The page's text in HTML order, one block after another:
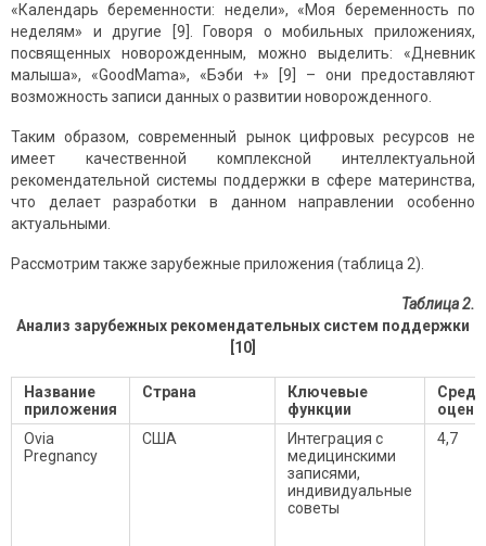
«Календарь беременности: недели», «Моя беременность по
неделям» и другие [9]. Говоря о мобильных приложениях,
посвященных новорожденным, можно выделить: «Дневник
малыша», «GoodMama», «Бэби +» [9] – они предоставляют
возможность записи данных о развитии новорожденного.
Таким образом, современный рынок цифровых ресурсов не
имеет качественной комплексной интеллектуальной
рекомендательной системы поддержки в сфере материнства,
что делает разработки в данном направлении особенно
актуальными.
Рассмотрим также зарубежные приложения (таблица 2).
Таблица 2.
Анализ зарубежных рекомендательных систем поддержки
[10]
Название
приложения
Страна
Ключевые
функции
Ovia
Pregnancy
США
Интеграция с
медицинскими
записями,
индивидуальные
советы
4,7